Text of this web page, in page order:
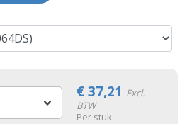
€37,21 Excl.
BTW
Per stuk